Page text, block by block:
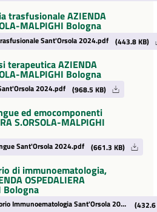
trasfusionale AZIENDA
MALPIGHI Bologna
Sant'Orsola 2024.pdf (443.8 KB)
terapeutica AZIENDA
MALPIGHI Bologna
2024.pdf (968.5 KB)
ed emocomponenti
S.ORSOLA-MALPIGHI
Sant'Orsola 2024.pdf (661.3 KB)
di immunoematologia,
OSPEDALIERA
Bologna
Centro Rh e Ambulatorio Immunoematologia Sant'Orsola 2024.pdf (432.6